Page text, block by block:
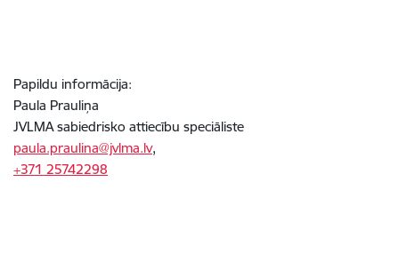
Papildu informācija:
Paula Prauliņa
JVLMA sabiedrisko attiecību speciāliste
paula.praulina@jvlma.lv,
+371 25742298